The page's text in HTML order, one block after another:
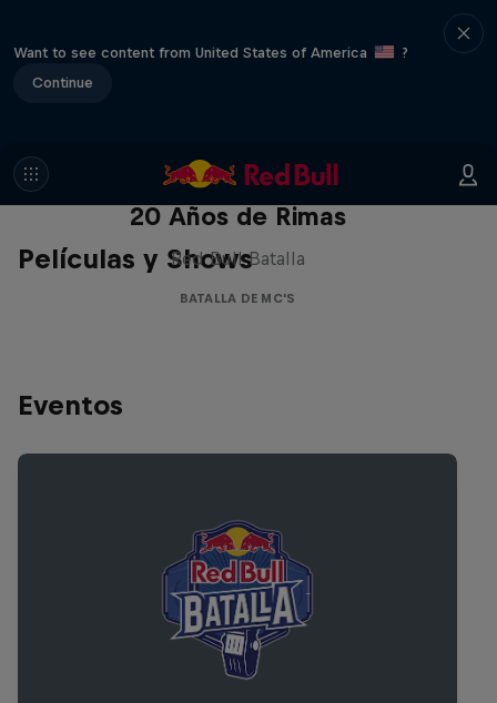
Want to see content from United States of America
?
Continue
Películas y Shows
Red Bull Batalla Nueva Historia:
20 Años de Rimas
Red Bull Batalla
BATALLA DE MC'S
Eventos